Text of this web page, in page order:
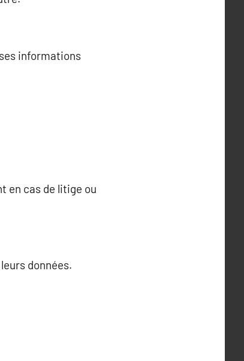
informations
en cas de litige ou
données.